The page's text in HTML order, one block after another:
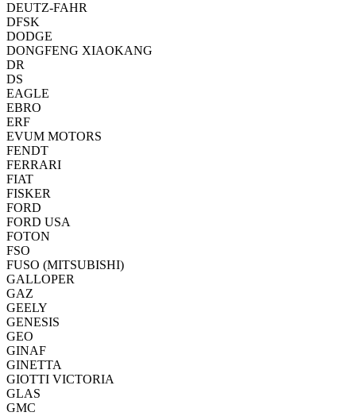
DEUTZ-FAHR
DFSK
DODGE
DONGFENG XIAOKANG
DR
DS
EAGLE
EBRO
ERF
EVUM MOTORS
FENDT
FERRARI
FIAT
FISKER
FORD
FORD USA
FOTON
FSO
FUSO (MITSUBISHI)
GALLOPER
GAZ
GEELY
GENESIS
GEO
GINAF
GINETTA
GIOTTI VICTORIA
GLAS
GMC